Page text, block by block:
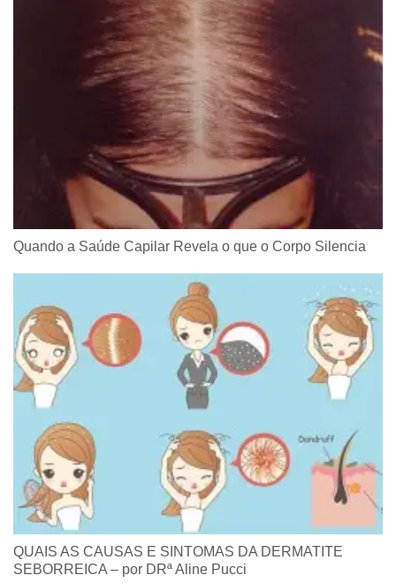
Quando a Saúde Capilar Revela o que o Corpo Silencia
QUAIS AS CAUSAS E SINTOMAS DA DERMATITE
SEBORREICA – por DRª Aline Pucci